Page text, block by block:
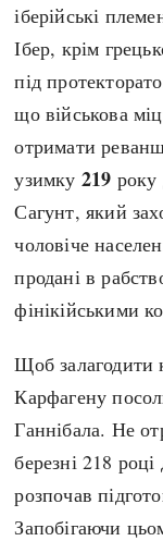
іберійські
Ібер, крім
під
що військова
отримати
узимку 219 року
Сагунт, який
чоловіче
продані в
фінікійськими
Щоб залагодити
Карфагену
Ганнібала. Не
березні 218
розпочав
Запобігаючи